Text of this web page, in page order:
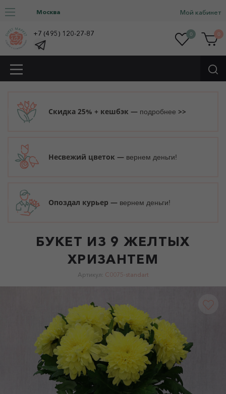
Москва Мой кабинет
+7 (495) 120-27-87 0 0
Скидка 25% + кешбэк — подробнее >>
Несвежий цветок — вернем деньги!
Опоздал курьер — вернем деньги!
БУКЕТ ИЗ 9 ЖЕЛТЫХ
ХРИЗАНТЕМ
Артикул: C0075-standart